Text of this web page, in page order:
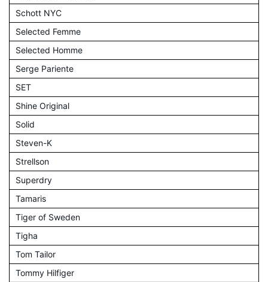
Schott NYC
Selected Femme
Selected Homme
Serge Pariente
SET
Shine Original
Solid
Steven-K
Strellson
Superdry
Tamaris
Tiger of Sweden
Tigha
Tom Tailor
Tommy Hilfiger